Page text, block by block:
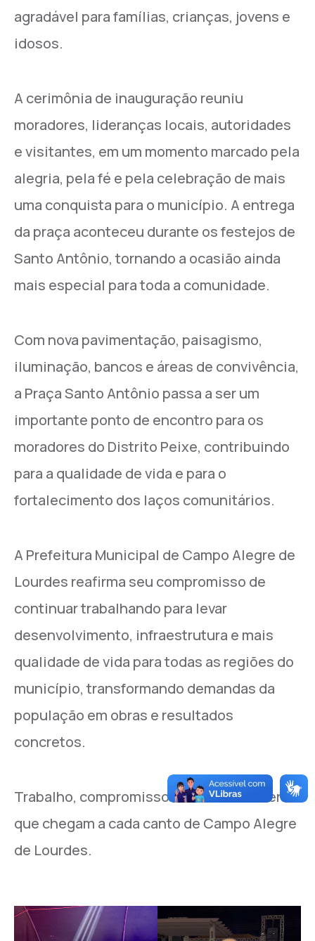
agradável para famílias, crianças, jovens e
idosos.
A cerimônia de inauguração reuniu
moradores, lideranças locais, autoridades
e visitantes, em um momento marcado pela
alegria, pela fé e pela celebração de mais
uma conquista para o município. A entrega
da praça aconteceu durante os festejos de
Santo Antônio, tornando a ocasião ainda
mais especial para toda a comunidade.
Com nova pavimentação, paisagismo,
iluminação, bancos e áreas de convivência,
a Praça Santo Antônio passa a ser um
importante ponto de encontro para os
moradores do Distrito Peixe, contribuindo
para a qualidade de vida e para o
fortalecimento dos laços comunitários.
A Prefeitura Municipal de Campo Alegre de
Lourdes reafirma seu compromisso de
continuar trabalhando para levar
desenvolvimento, infraestrutura e mais
qualidade de vida para todas as regiões do
município, transformando demandas da
população em obras e resultados
concretos.
Trabalho, compromisso e desenvolvimento
que chegam a cada canto de Campo Alegre
de Lourdes.